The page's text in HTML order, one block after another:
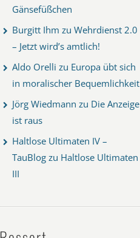
Gänsefüßchen
Burgitt Ihm zu Wehrdienst 2.0
– Jetzt wird’s amtlich!
Aldo Orelli zu Europa übt sich
in moralischer Bequemlichkeit
Jörg Wiedmann zu Die Anzeige
ist raus
Haltlose Ultimaten IV –
TauBlog zu Haltlose Ultimaten
III